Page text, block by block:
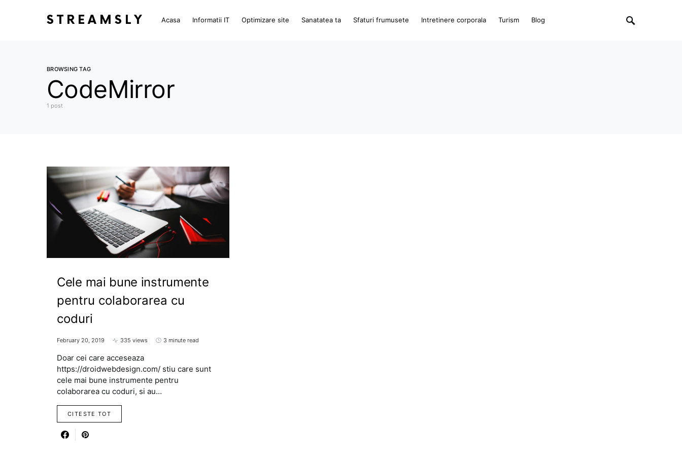
STREAMSLY Acasa Informatii IT Optimizare site Sanatatea ta Sfaturi frumusete Intretinere corporala Turism Blog
BROWSING TAG
CodeMirror
1 post
Cele mai bune instrumente
pentru colaborarea cu
coduri
February 20, 2019 335 views 3 minute read
Doar cei care acceseaza
https://droidwebdesign.com/ stiu care sunt
cele mai bune instrumente pentru
colaborarea cu coduri, si au…
CITESTE TOT